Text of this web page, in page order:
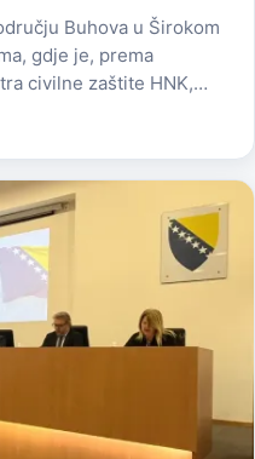
Buhova u Širokom
gdje je, prema
civilne zaštite HNK,